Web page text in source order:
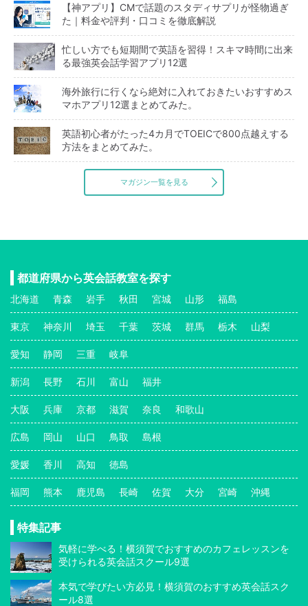
【神アプリ】CMで話題のスタディサプリが怪物過ぎ
た｜料金や評判・口コミを徹底解説
忙しい方でも短期間で英語を習得！スキマ時間に出来
る最強英会話学習アプリ12選
海外旅行に行くなら絶対に入れておきたいおすすめス
マホアプリ12選まとめてみた。
英語初心者がたった4カ月でTOEICで800点越えする
方法をまとめてみた。
マガジン一覧を見る
都道府県から英会話教室を探す
北海道 青森 岩手 秋田 宮城 山形 福島
東京 神奈川 埼玉 千葉 茨城 群馬 栃木 山梨
愛知 静岡 三重 岐阜
新潟 長野 石川 富山 福井
大阪 兵庫 京都 滋賀 奈良 和歌山
広島 岡山 山口 鳥取 島根
愛媛 香川 高知 徳島
福岡 熊本 鹿児島 長崎 佐賀 大分 宮崎 沖縄
特集記事
気軽に学べる！横須賀でおすすめのカフェレッスンを
受けられる英会話スクール9選
本気で学びたい方必見！横須賀のおすすめ英会話スク
ール8選